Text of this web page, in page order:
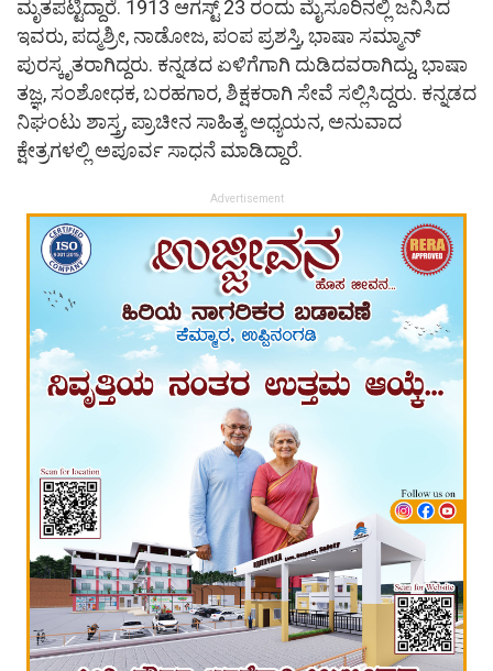
ಮೃತಪಟ್ಟಿದ್ದಾರೆ. 1913 ಆಗಸ್ಟ್ 23 ರಂದು ಮೈಸೂರಿನಲ್ಲಿ ಜನಿಸಿದ
ಇವರು, ಪದ್ಮಶ್ರೀ, ನಾಡೋಜ, ಪಂಪ ಪ್ರಶಸ್ತಿ, ಭಾಷಾ ಸಮ್ಮಾನ್
ಪುರಸ್ಕೃತರಾಗಿದ್ದರು. ಕನ್ನಡದ ಏಳಿಗೆಗಾಗಿ ದುಡಿದವರಾಗಿದ್ದು, ಭಾಷಾ
ತಜ್ಞ, ಸಂಶೋಧಕ, ಬರಹಗಾರ, ಶಿಕ್ಷಕರಾಗಿ ಸೇವೆ ಸಲ್ಲಿಸಿದ್ದರು. ಕನ್ನಡದ
ನಿಘಂಟು ಶಾಸ್ತ್ರ, ಪ್ರಾಚೀನ ಸಾಹಿತ್ಯ ಅಧ್ಯಯನ, ಅನುವಾದ
ಕ್ಷೇತ್ರಗಳಲ್ಲಿ ಅಪೂರ್ವ ಸಾಧನೆ ಮಾಡಿದ್ದಾರೆ.
Advertisement